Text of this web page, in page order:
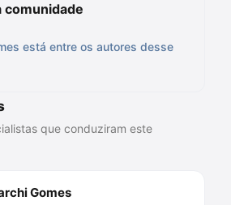
comunidade
está entre os autores desse
que conduziram este
Gomes